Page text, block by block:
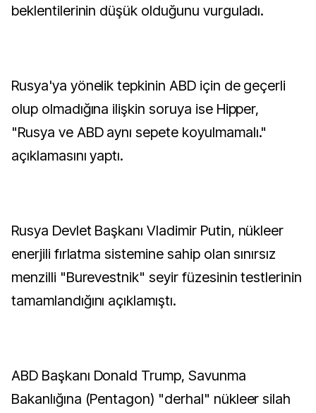
beklentilerinin düşük olduğunu vurguladı.
Rusya'ya yönelik tepkinin ABD için de geçerli
olup olmadığına ilişkin soruya ise Hipper,
"Rusya ve ABD aynı sepete koyulmamalı."
açıklamasını yaptı.
Rusya Devlet Başkanı Vladimir Putin, nükleer
enerjili fırlatma sistemine sahip olan sınırsız
menzilli "Burevestnik" seyir füzesinin testlerinin
tamamlandığını açıklamıştı.
ABD Başkanı Donald Trump, Savunma
Bakanlığına (Pentagon) "derhal" nükleer silah